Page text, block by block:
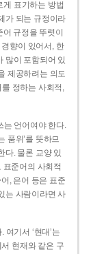
게 표기하는 방법
가 되는 규정이라
규정을 뚜렷이
향이 있어서, 한
많이 포함되어 있
제공하려는 의도
정하는 사회적,
는 언어여야 한다.
품위’를 뜻하므
다. 물론 교양 있
표준어의 사회적
, 은어 등은 표준
는 사람이라면 사
기서 ‘현대’는
현재와 같은 구